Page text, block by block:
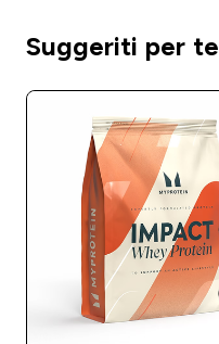
Suggeriti per te